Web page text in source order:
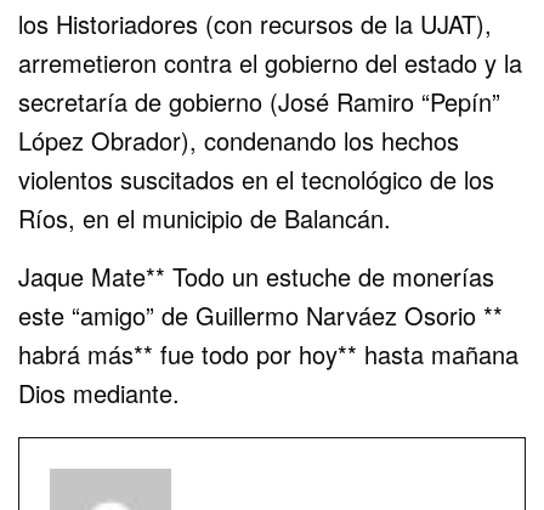
los Historiadores (con recursos de la UJAT),
arremetieron contra el gobierno del estado y la
secretaría de gobierno (José Ramiro “Pepín”
López Obrador), condenando los hechos
violentos suscitados en el tecnológico de los
Ríos, en el municipio de Balancán.
Jaque Mate** Todo un estuche de monerías
este “amigo” de Guillermo Narváez Osorio **
habrá más** fue todo por hoy** hasta mañana
Dios mediante.